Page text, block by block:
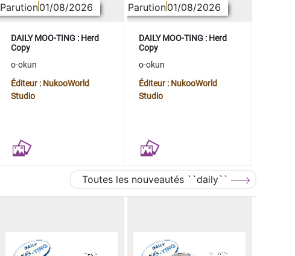
Parution01/08/2026
DAILY MOO-TING : Herd
Copy
o-okun
Éditeur : NukooWorld
Studio
Parution01/08/2026
DAILY MOO-TING : Herd
Copy
o-okun
Éditeur : NukooWorld
Studio
Toutes les nouveautés ``daily``